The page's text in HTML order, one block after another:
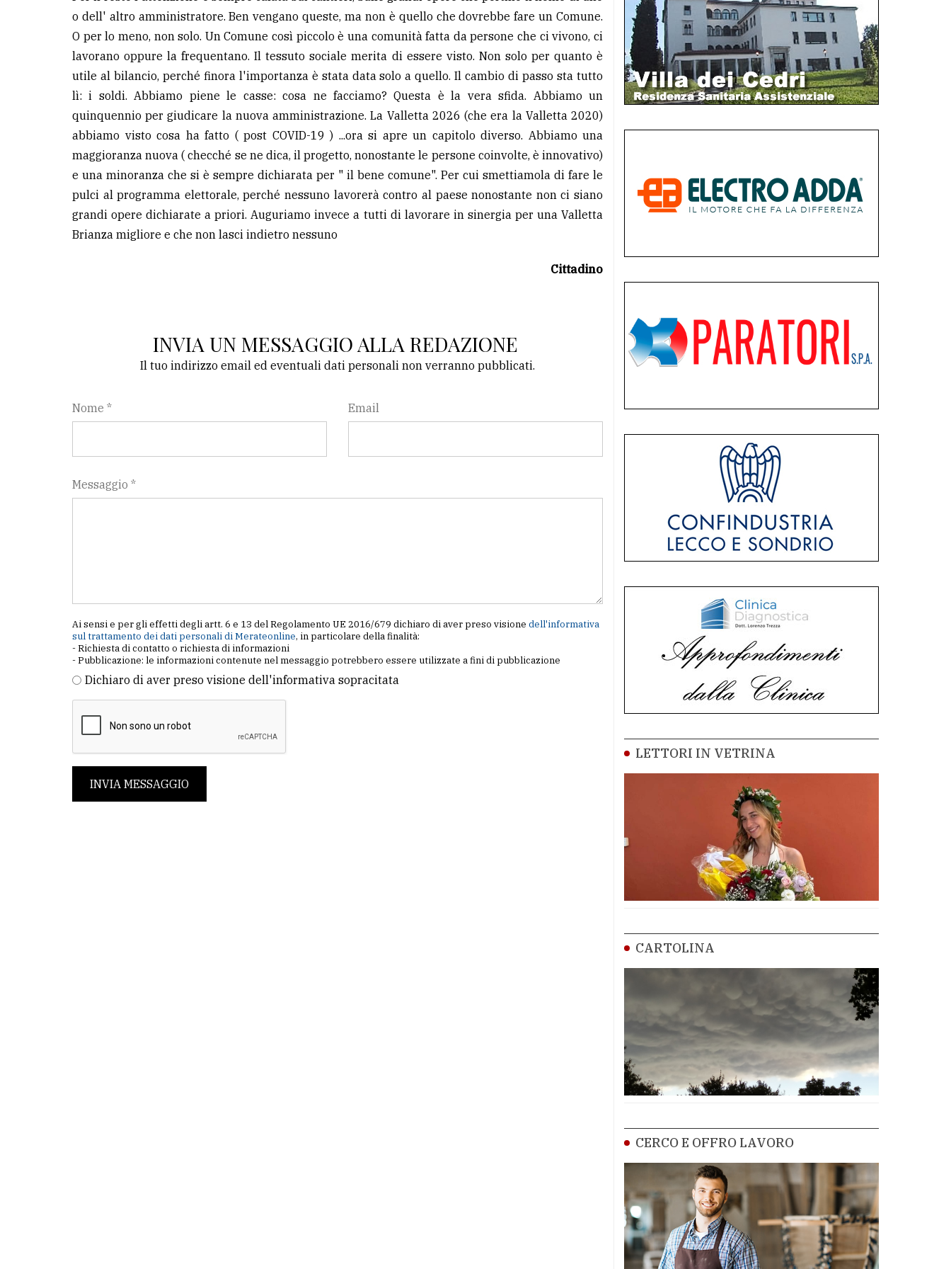
o dell' altro amministratore. Ben vengano queste, ma non è quello che dovrebbe fare un Comune.
O per lo meno, non solo. Un Comune così piccolo è una comunità fatta da persone che ci vivono, ci
lavorano oppure la frequentano. Il tessuto sociale merita di essere visto. Non solo per quanto è
utile al bilancio, perché finora l'importanza è stata data solo a quello. Il cambio di passo sta tutto
lì: i soldi. Abbiamo piene le casse: cosa ne facciamo? Questa è la vera sfida. Abbiamo un
quinquennio per giudicare la nuova amministrazione. La Valletta 2026 (che era la Valletta 2020)
abbiamo visto cosa ha fatto ( post COVID-19 ) ...ora si apre un capitolo diverso. Abbiamo una
maggioranza nuova ( checché se ne dica, il progetto, nonostante le persone coinvolte, è innovativo)
e una minoranza che si è sempre dichiarata per " il bene comune". Per cui smettiamola di fare le
pulci al programma elettorale, perché nessuno lavorerà contro al paese nonostante non ci siano
grandi opere dichiarate a priori. Auguriamo invece a tutti di lavorare in sinergia per una Valletta
Brianza migliore e che non lasci indietro nessuno
Cittadino
INVIA UN MESSAGGIO ALLA REDAZIONE
Il tuo indirizzo email ed eventuali dati personali non verranno pubblicati.
Nome * Email
Messaggio *
Ai sensi e per gli effetti degli artt. 6 e 13 del Regolamento UE 2016/679 dichiaro di aver preso visione dell'informativa
sul trattamento dei dati personali di Merateonline, in particolare della finalità:
- Richiesta di contatto o richiesta di informazioni
- Pubblicazione: le informazioni contenute nel messaggio potrebbero essere utilizzate a fini di pubblicazione
Dichiaro di aver preso visione dell'informativa sopracitata
INVIA MESSAGGIO
LETTORI IN VETRINA
CARTOLINA
CERCO E OFFRO LAVORO